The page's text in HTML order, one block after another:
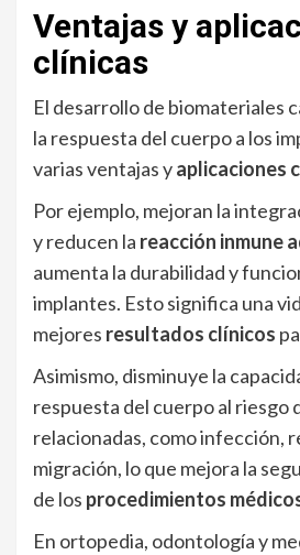
Ventajas y
clínicas
El desarrollo de biomateriales
la respuesta del cuerpo a los
varias ventajas yaplicaciones
Por ejemplo, mejoran la
y reducen la reacción inmune
aumenta la durabilidad y
implantes. Esto significa una
mejores resultados clínicos
Asimismo, disminuye la
respuesta del cuerpo al riesgo
relacionadas, como infección,
migración, lo que mejora la
de los procedimientos
En ortopedia, odontología y